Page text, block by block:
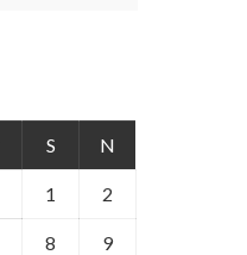
S N
1 2
8 9